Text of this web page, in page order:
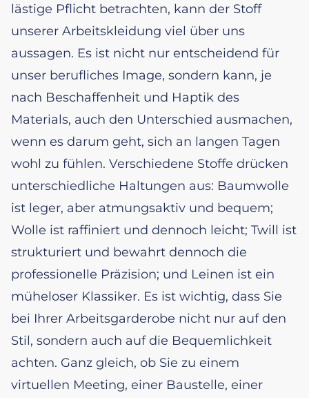
lästige Pflicht betrachten, kann der Stoff
unserer Arbeitskleidung viel über uns
aussagen. Es ist nicht nur entscheidend für
unser berufliches Image, sondern kann, je
nach Beschaffenheit und Haptik des
Materials, auch den Unterschied ausmachen,
wenn es darum geht, sich an langen Tagen
wohl zu fühlen. Verschiedene Stoffe drücken
unterschiedliche Haltungen aus: Baumwolle
ist leger, aber atmungsaktiv und bequem;
Wolle ist raffiniert und dennoch leicht; Twill ist
strukturiert und bewahrt dennoch die
professionelle Präzision; und Leinen ist ein
müheloser Klassiker. Es ist wichtig, dass Sie
bei Ihrer Arbeitsgarderobe nicht nur auf den
Stil, sondern auch auf die Bequemlichkeit
achten. Ganz gleich, ob Sie zu einem
virtuellen Meeting, einer Baustelle, einer